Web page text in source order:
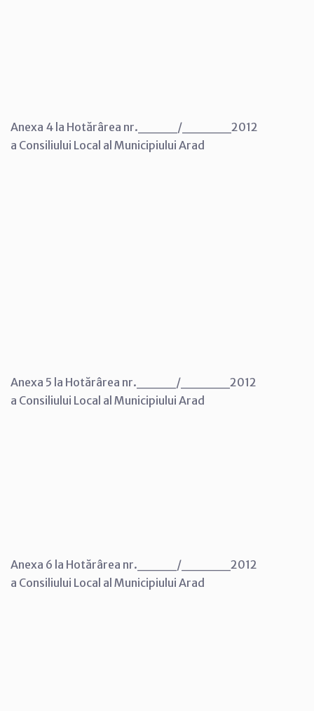
Anexa 4 la Hotărârea nr.____/_____2012
a Consiliului Local al Municipiului Arad
Anexa 5 la Hotărârea nr.____/_____2012
a Consiliului Local al Municipiului Arad
Anexa 6 la Hotărârea nr.____/_____2012
a Consiliului Local al Municipiului Arad